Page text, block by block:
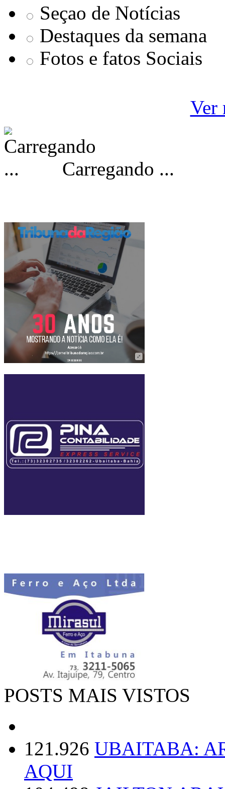
Seçao de Notícias
Destaques da semana
Fotos e fatos Sociais
Ver
Carregando ...
POSTS MAIS VISTOS
121.926 UBAITABA:
AQUI